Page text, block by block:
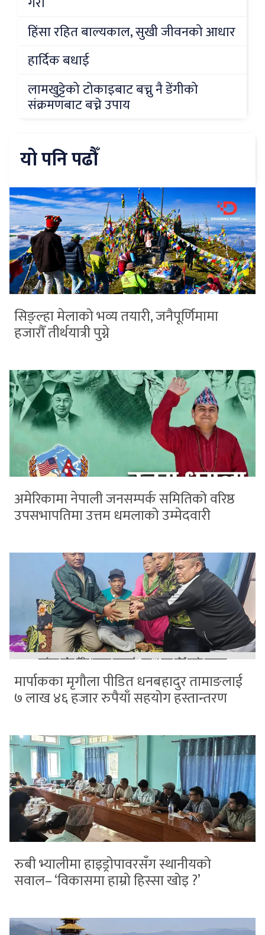
हिंसा रहित बाल्यकाल, सुखी जीवनको आधार
हार्दिक बधाई
लामखुट्टेको टोकाइबाट बच्नु नै डेंगीको
संक्रमणबाट बच्ने उपाय
यो पनि पढौँ
सिङ्ल्हा मेलाको भव्य तयारी, जनैपूर्णिमामा
हजारौँ तीर्थयात्री पुग्ने
अमेरिकामा नेपाली जनसम्पर्क समितिको वरिष्ठ
उपसभापतिमा उत्तम धमलाको उम्मेदवारी
मार्पाकका मृगौला पीडित धनबहादुर तामाङलाई
७ लाख ४६ हजार रुपैयाँ सहयोग हस्तान्तरण
रुबी भ्यालीमा हाइड्रोपावरसँग स्थानीयको
सवाल– ‘विकासमा हाम्रो हिस्सा खोइ ?’